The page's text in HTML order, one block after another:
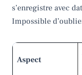
s’enregistre avec
Impossible
Aspect